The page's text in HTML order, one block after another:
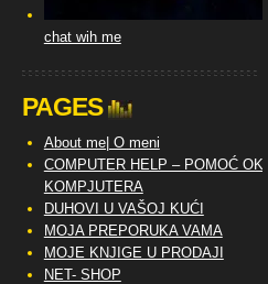
chat wih me
PAGES
About me| O meni
COMPUTER HELP – POMOĆ OKO
KOMPJUTERA
DUHOVI U VAŠOJ KUĆI
MOJA PREPORUKA VAMA
MOJE KNJIGE U PRODAJI
NET- SHOP